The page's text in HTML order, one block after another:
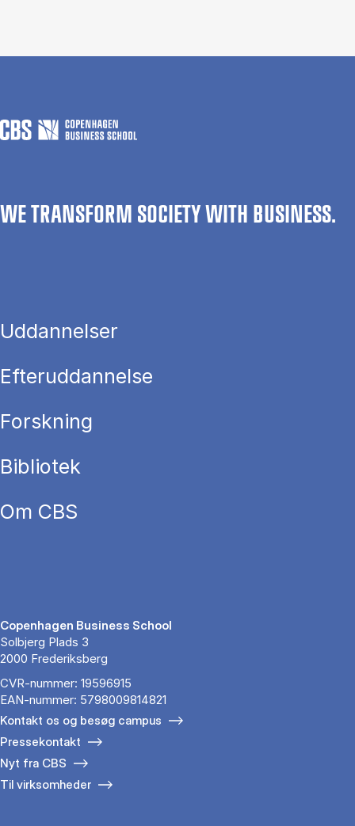
WE TRANSFORM SOCIETY WITH BUSINESS.
Uddannelser
Efteruddannelse
Forskning
Bibliotek
Om CBS
Copenhagen Business School
Solbjerg Plads 3
2000 Frederiksberg
CVR-nummer: 19596915
EAN-nummer: 5798009814821
Kontakt os og besøg campus
Pressekontakt
Nyt fra CBS
Til virksomheder